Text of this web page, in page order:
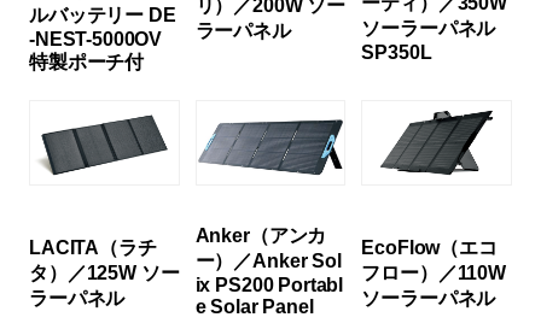
ルバッテリー DE
-NEST-5000OV
特製ポーチ付
リ）／200W ソー
ラーパネル
ソーラーパネル
SP350L
LACITA（ラチ
タ）／125W ソー
ラーパネル
Anker（アンカ
ー）／Anker Sol
ix PS200 Portabl
e Solar Panel
EcoFlow（エコ
フロー）／110W
ソーラーパネル